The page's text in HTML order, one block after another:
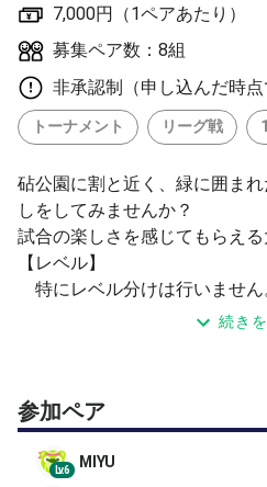
7,000円（1ペアあたり）
募集ペア数：8組
非承認制（申し込んだ時点
トーナメント リーグ戦
砧公園に割と近く、緑に囲ま
しをしてみませんか？
試合の楽しさを感じてもらえる
【レベル】
特にレベル分けは行いません
オープンでの開催となります
【試合方法】
♥予選リーグ
続き
参加ペア
Lv.6 MIYU